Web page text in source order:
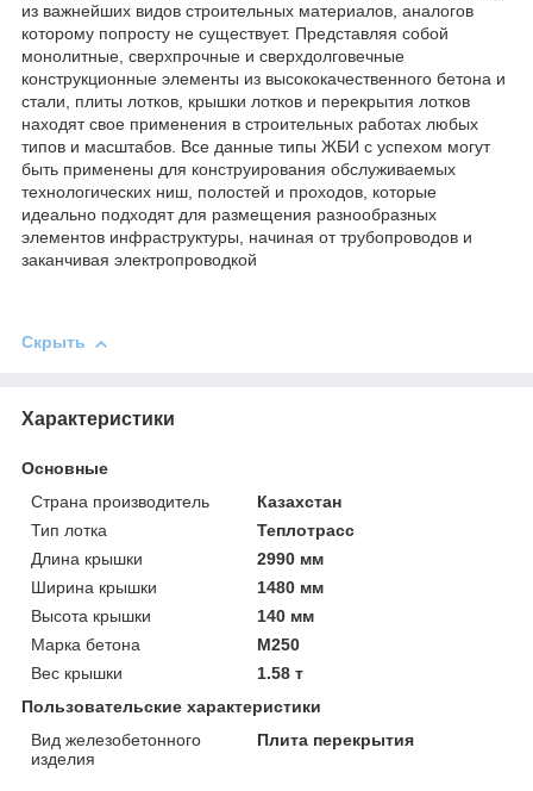
из важнейших видов строительных материалов, аналогов
которому попросту не существует. Представляя собой
монолитные, сверхпрочные и сверхдолговечные
конструкционные элементы из высококачественного бетона и
стали, плиты лотков, крышки лотков и перекрытия лотков
находят свое применения в строительных работах любых
типов и масштабов. Все данные типы ЖБИ с успехом могут
быть применены для конструирования обслуживаемых
технологических ниш, полостей и проходов, которые
идеально подходят для размещения разнообразных
элементов инфраструктуры, начиная от трубопроводов и
заканчивая электропроводкой
Скрыть
Характеристики
Основные
Страна производитель
Казахстан
Тип лотка
Теплотрасс
Длина крышки
2990 мм
Ширина крышки
1480 мм
Высота крышки
140 мм
Марка бетона
М250
Вес крышки
1.58 т
Пользовательские характеристики
Вид железобетонного
изделия
Плита перекрытия